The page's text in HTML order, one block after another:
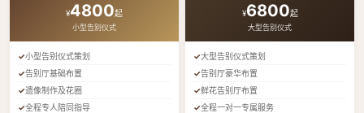
¥4800起
小型告别仪式
小型告别仪式策划
告别厅基础布置
遗像制作及花圈
全程专人陪同指导
¥6800起
大型告别仪式
大型告别仪式策划
告别厅豪华布置
鲜花告别厅布置
全程一对一专属服务